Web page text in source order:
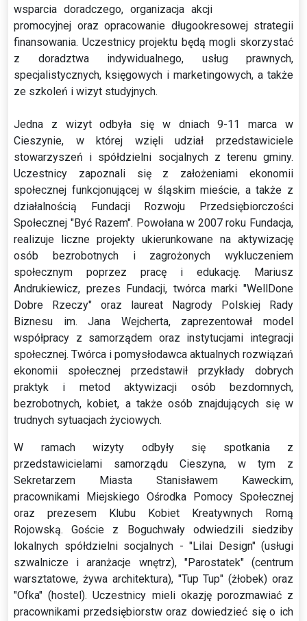
wsparcia doradczego, organizacja akcji
promocyjnej oraz opracowanie długookresowej strategii
finansowania. Uczestnicy projektu będą mogli skorzystać
z doradztwa indywidualnego, usług prawnych,
specjalistycznych, księgowych i marketingowych, a także
ze szkoleń i wizyt studyjnych.
Jedna z wizyt odbyła się w dniach 9-11 marca w
Cieszynie, w której wzięli udział przedstawiciele
stowarzyszeń i spółdzielni socjalnych z terenu gminy.
Uczestnicy zapoznali się z założeniami ekonomii
społecznej funkcjonującej w śląskim mieście, a także z
działalnością Fundacji Rozwoju Przedsiębiorczości
Społecznej "Być Razem". Powołana w 2007 roku Fundacja,
realizuje liczne projekty ukierunkowane na aktywizację
osób bezrobotnych i zagrożonych wykluczeniem
społecznym poprzez pracę i edukację. Mariusz
Andrukiewicz, prezes Fundacji, twórca marki "WellDone
Dobre Rzeczy" oraz laureat Nagrody Polskiej Rady
Biznesu im. Jana Wejcherta, zaprezentował model
współpracy z samorządem oraz instytucjami integracji
społecznej. Twórca i pomysłodawca aktualnych rozwiązań
ekonomii społecznej przedstawił przykłady dobrych
praktyk i metod aktywizacji osób bezdomnych,
bezrobotnych, kobiet, a także osób znajdujących się w
trudnych sytuacjach życiowych.
W ramach wizyty odbyły się spotkania z
przedstawicielami samorządu Cieszyna, w tym z
Sekretarzem Miasta Stanisławem Kaweckim,
pracownikami Miejskiego Ośrodka Pomocy Społecznej
oraz prezesem Klubu Kobiet Kreatywnych Romą
Rojowską. Goście z Boguchwały odwiedzili siedziby
lokalnych spółdzielni socjalnych - "Lilai Design" (usługi
szwalnicze i aranżacje wnętrz), "Parostatek" (centrum
warsztatowe, żywa architektura), "Tup Tup" (żłobek) oraz
"Ofka" (hostel). Uczestnicy mieli okazję porozmawiać z
pracownikami przedsiębiorstw oraz dowiedzieć się o ich